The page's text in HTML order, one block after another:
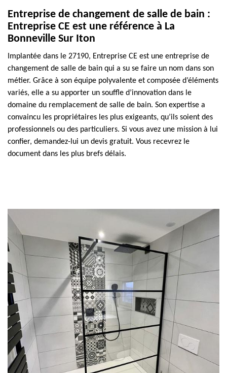
Entreprise de changement de salle de bain :
Entreprise CE est une référence à La
Bonneville Sur Iton
Implantée dans le 27190, Entreprise CE est une entreprise de
changement de salle de bain qui a su se faire un nom dans son
métier. Grâce à son équipe polyvalente et composée d’éléments
variés, elle a su apporter un souffle d’innovation dans le
domaine du remplacement de salle de bain. Son expertise a
convaincu les propriétaires les plus exigeants, qu’ils soient des
professionnels ou des particuliers. Si vous avez une mission à lui
confier, demandez-lui un devis gratuit. Vous recevrez le
document dans les plus brefs délais.